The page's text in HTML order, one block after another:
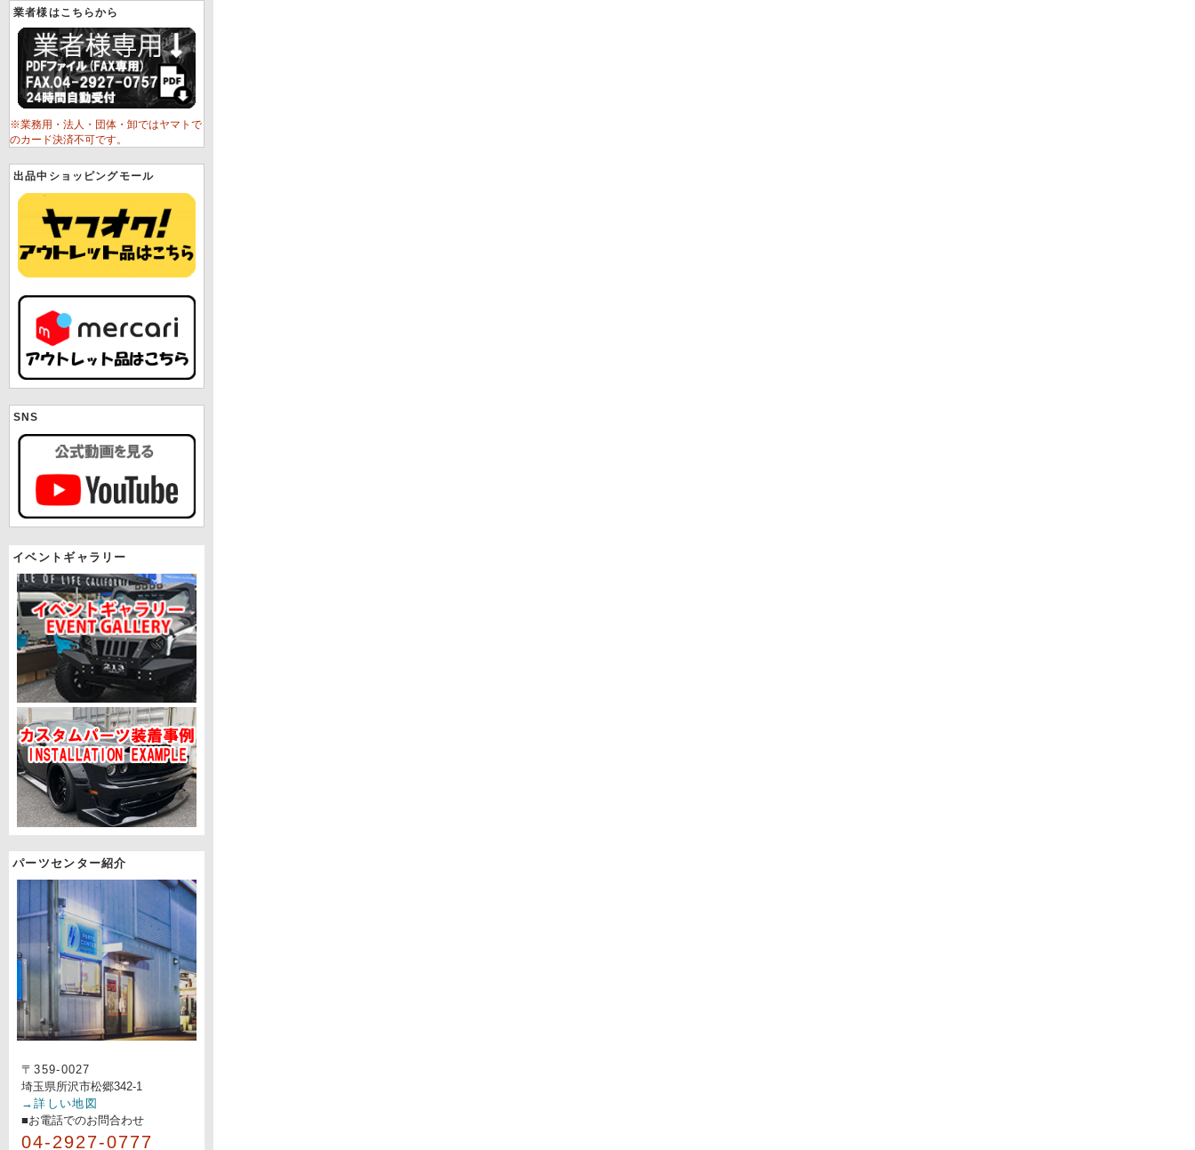
業者様はこちらから
※業務用・法人・団体・卸ではヤマトで
のカード決済不可です。
出品中ショッピングモール
SNS
イベントギャラリー
パーツセンター紹介
〒359-0027
埼玉県所沢市松郷342-1
→詳しい地図
■お電話でのお問合わせ
04-2927-0777